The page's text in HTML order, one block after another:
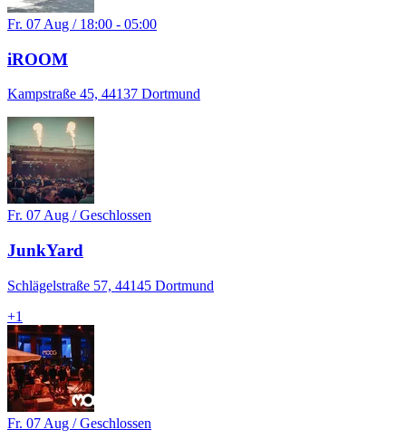
Fr. 07 Aug / 18:00 - 05:00
iROOM
Kampstraße 45, 44137 Dortmund
Fr. 07 Aug / Geschlossen
JunkYard
Schlägelstraße 57, 44145 Dortmund
+1
Fr. 07 Aug / Geschlossen